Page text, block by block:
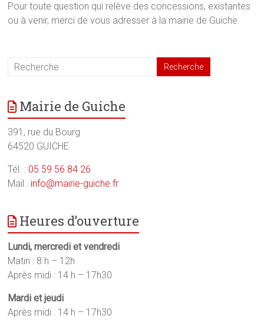
Pour toute question qui relève des concessions, existantes
ou à venir, merci de vous adresser à la mairie de Guiche.
Mairie de Guiche
391, rue du Bourg
64520 GUICHE
Tél. : 05 59 56 84 26
Mail : info@mairie-guiche.fr
Heures d’ouverture
Lundi, mercredi et vendredi
Matin : 8 h – 12h
Après midi : 14 h – 17h30
Mardi et jeudi
Après midi : 14 h – 17h30